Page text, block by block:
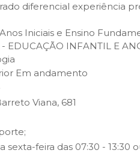
diferencial experiência
Iniciais e Ensino
- EDUCAÇÃO INFANTIL E
Em andamento
Viana, 681
sexta-feira das 07:30 - 13:30